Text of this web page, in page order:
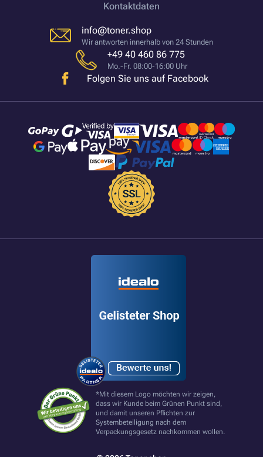
Kontaktdaten
info@toner.shop
Wir antworten innerhalb von 24 Stunden
+49 40 460 86 775
Mo.-Fr. 08:00-16:00 Uhr
Folgen Sie uns auf Facebook
*Mit diesem Logo möchten wir zeigen,
dass wir Kunde beim Grünen Punkt sind,
und damit unseren Pflichten zur
Systembeteiligung nach dem
Verpackungsgesetz nachkommen wollen.